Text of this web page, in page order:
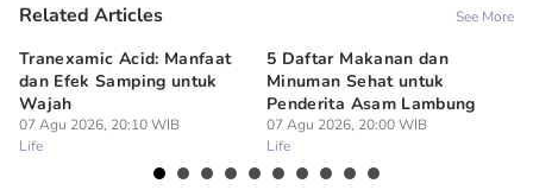
Related Articles See More
Tranexamic Acid: Manfaat
dan Efek Samping untuk
Wajah
07 Agu 2026, 20:10 WIB
Life
5 Daftar Makanan dan
Minuman Sehat untuk
Penderita Asam Lambung
07 Agu 2026, 20:00 WIB
Life